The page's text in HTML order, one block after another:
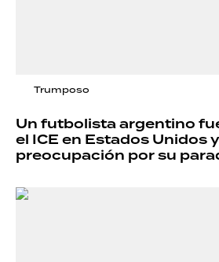
Trumposo
Un futbolista argentino
el ICE en Estados Unidos
preocupación por su